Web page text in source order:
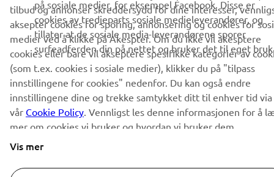
© Copyright - 2026 Yamaha Motor Europe N.V. - Alle rettigheter
forbeholdt
PersonvernerklæringCookiesVilkår og betingelser
på sosiale medier, for eksempel Facebook. Disse er
cookies av tredjeparts sosiale medieleverandører, og
tillater at de sosiale media-leverandørene sporer
surfeadferden din på nettet og bruker det til eget
tilbud og annonser skreddersydd for dine interesser,
aksepter cookies for sporing, annonsering og cookies for
medier ved å klikke på Akespter. Om du ikke vil akesptere
cookies eller bare vil akseptere spesifikke kategorier av
(som t.ex. cookies i sosiale medier), klikker du på "tilpass
innstillingene for cookies" nedenfor. Du kan også endre
innstillingene dine og trekke samtykket ditt til enhver tid via
vår Cookie Policy. Vennligst les denne informasjonen for å
mer om cookies vi bruker og hvordan vi bruker dem.
Vis mer